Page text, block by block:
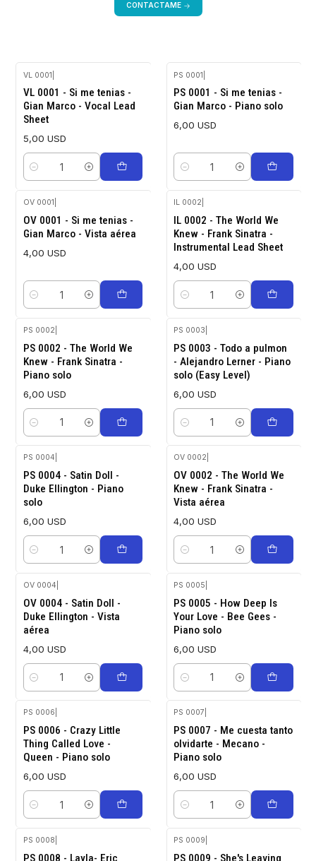
CONTACTAME
VL 0001
VL 0001 - Si me tenias -
Gian Marco - Vocal Lead
Sheet
5,00 USD
Cantidad
PS 0001
PS 0001 - Si me tenias -
Gian Marco - Piano solo
6,00 USD
Cantidad
OV 0001
OV 0001 - Si me tenias -
Gian Marco - Vista aérea
4,00 USD
Cantidad
IL 0002
IL 0002 - The World We
Knew - Frank Sinatra -
Instrumental Lead Sheet
4,00 USD
Cantidad
PS 0002
PS 0002 - The World We
Knew - Frank Sinatra -
Piano solo
6,00 USD
Cantidad
PS 0003
PS 0003 - Todo a pulmon
- Alejandro Lerner - Piano
solo (Easy Level)
6,00 USD
Cantidad
PS 0004
PS 0004 - Satin Doll -
Duke Ellington - Piano
solo
6,00 USD
Cantidad
OV 0002
OV 0002 - The World We
Knew - Frank Sinatra -
Vista aérea
4,00 USD
Cantidad
OV 0004
OV 0004 - Satin Doll -
Duke Ellington - Vista
aérea
4,00 USD
Cantidad
PS 0005
PS 0005 - How Deep Is
Your Love - Bee Gees -
Piano solo
6,00 USD
Cantidad
PS 0006
PS 0006 - Crazy Little
Thing Called Love -
Queen - Piano solo
6,00 USD
Cantidad
PS 0007
PS 0007 - Me cuesta tanto
olvidarte - Mecano -
Piano solo
6,00 USD
Cantidad
PS 0008
PS 0008 - Layla- Eric
PS 0009
PS 0009 - She's Leaving